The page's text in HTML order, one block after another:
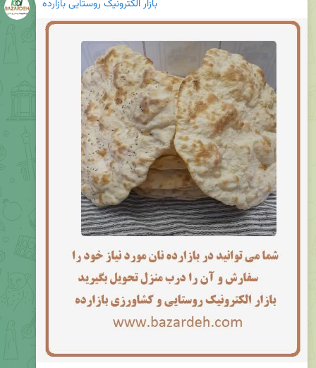
بازار الکترونیک روستایی بازارده